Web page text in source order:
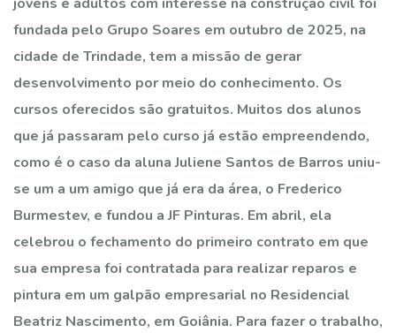
fundada pelo Grupo Soares em outubro de 2025, na
cidade de Trindade, tem a missão de gerar
desenvolvimento por meio do conhecimento. Os
cursos oferecidos são gratuitos. Muitos dos alunos
que já passaram pelo curso já estão empreendendo,
como é o caso da aluna Juliene Santos de Barros uniu-
se um a um amigo que já era da área, o Frederico
Burmestev, e fundou a JF Pinturas. Em abril, ela
celebrou o fechamento do primeiro contrato em que
sua empresa foi contratada para realizar reparos e
pintura em um galpão empresarial no Residencial
Beatriz Nascimento, em Goiânia. Para fazer o trabalho,